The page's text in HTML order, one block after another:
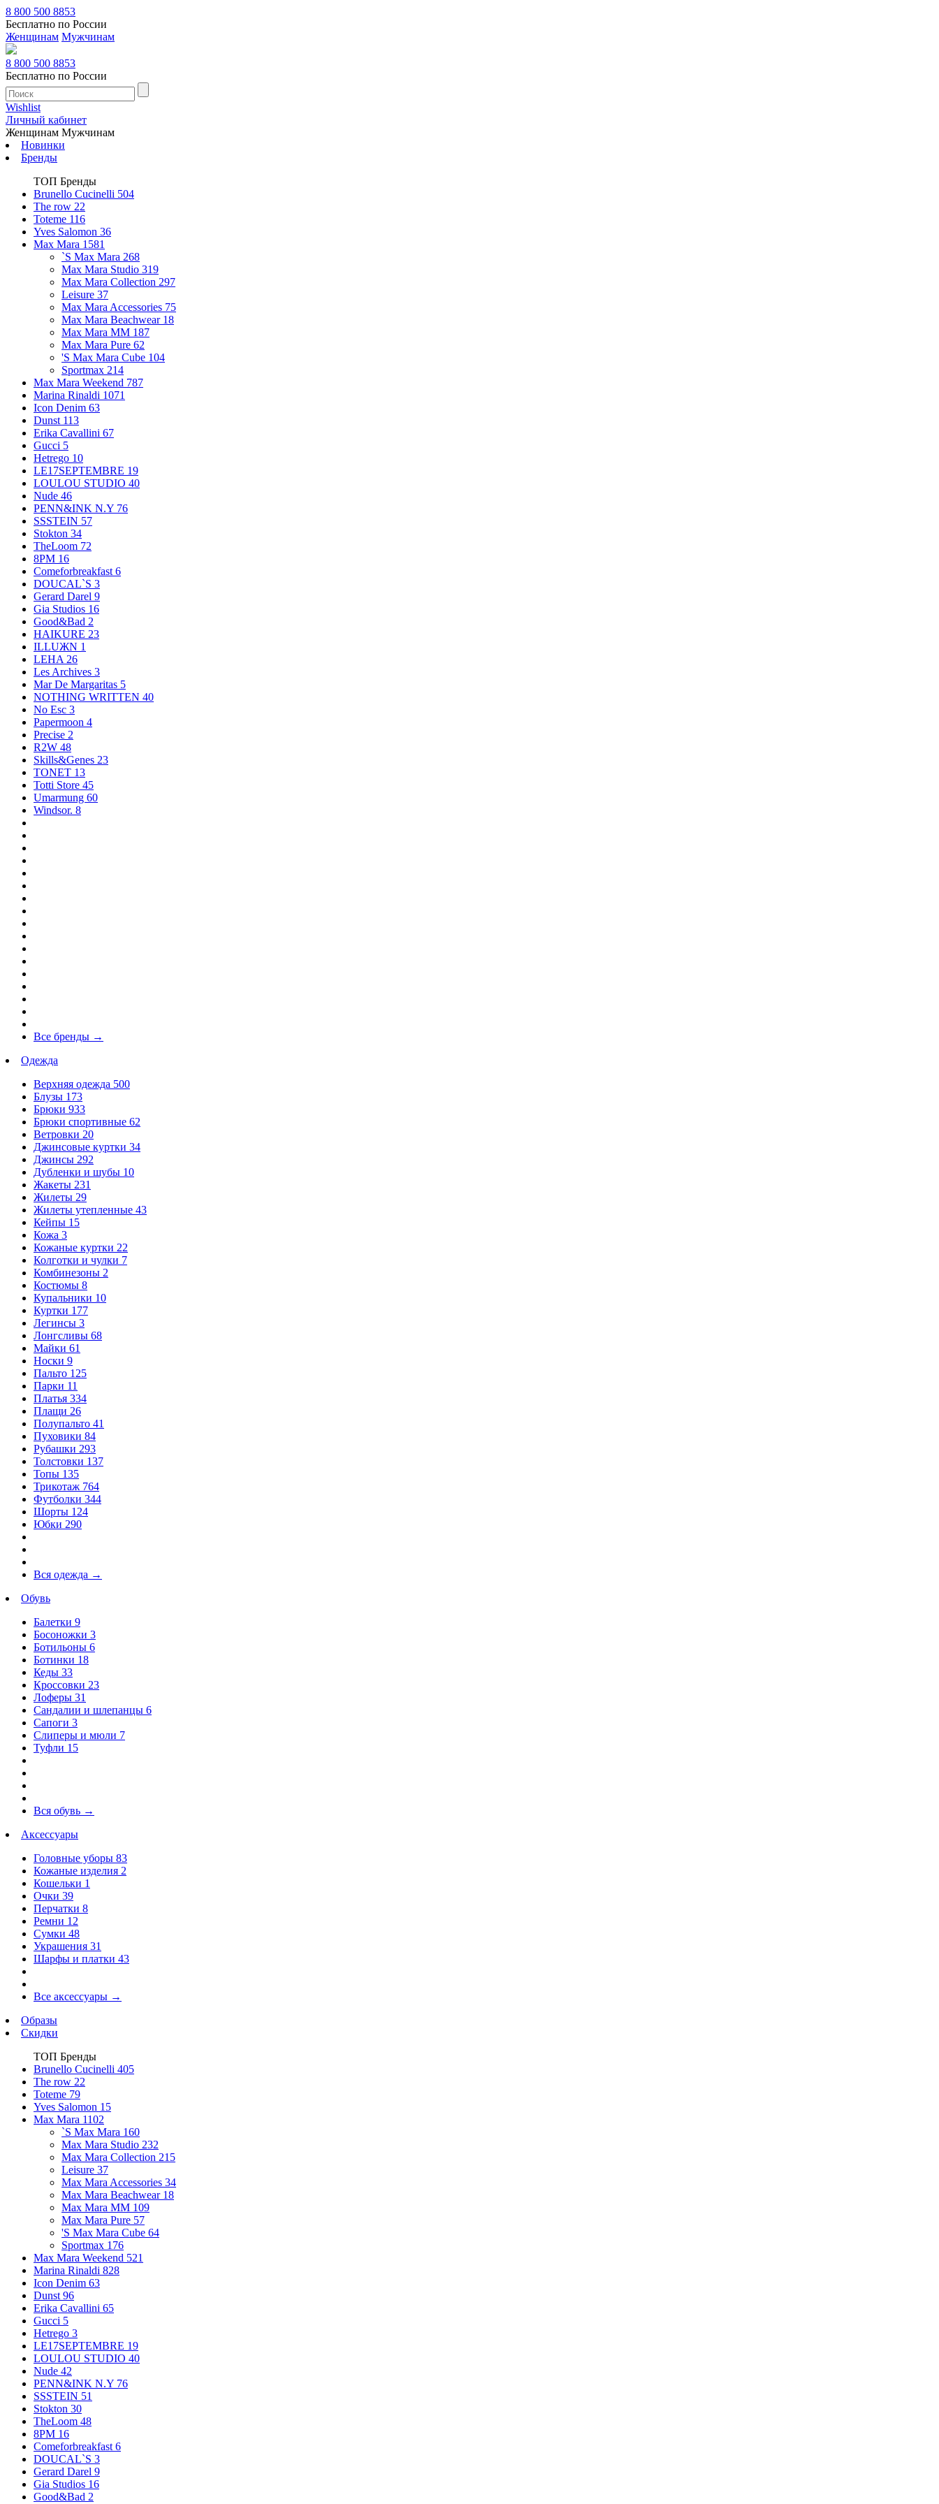
8 800 500 8853
Бесплатно по России
Женщинам Мужчинам
8 800 500 8853
Бесплатно по России
Wishlist
Личный кабинет
Женщинам Мужчинам
Новинки
Бренды
ТОП Бренды
Brunello Cucinelli 504
The row 22
Toteme 116
Yves Salomon 36
Max Mara 1581
`S Max Mara 268
Max Mara Studio 319
Max Mara Collection 297
Leisure 37
Max Mara Accessories 75
Max Mara Beachwear 18
Max Mara MM 187
Max Mara Pure 62
'S Max Mara Cube 104
Sportmax 214
Max Mara Weekend 787
Marina Rinaldi 1071
Icon Denim 63
Dunst 113
Erika Cavallini 67
Gucci 5
Hetrego 10
LE17SEPTEMBRE 19
LOULOU STUDIO 40
Nude 46
PENN&INK N.Y 76
SSSTEIN 57
Stokton 34
TheLoom 72
8PM 16
Comeforbreakfast 6
DOUCAL`S 3
Gerard Darel 9
Gia Studios 16
Good&Bad 2
HAIKURE 23
ILLUЖN 1
LEHA 26
Les Archives 3
Mar De Margaritas 5
NOTHING WRITTEN 40
No Esc 3
Papermoon 4
Precise 2
R2W 48
Skills&Genes 23
TONET 13
Totti Store 45
Umarmung 60
Windsor. 8
Все бренды →
Одежда
Верхняя одежда 500
Блузы 173
Брюки 933
Брюки спортивные 62
Ветровки 20
Джинсовые куртки 34
Джинсы 292
Дубленки и шубы 10
Жакеты 231
Жилеты 29
Жилеты утепленные 43
Кейпы 15
Кожа 3
Кожаные куртки 22
Колготки и чулки 7
Комбинезоны 2
Костюмы 8
Купальники 10
Куртки 177
Легинсы 3
Лонгсливы 68
Майки 61
Носки 9
Пальто 125
Парки 11
Платья 334
Плащи 26
Полупальто 41
Пуховики 84
Рубашки 293
Толстовки 137
Топы 135
Трикотаж 764
Футболки 344
Шорты 124
Юбки 290
Вся одежда →
Обувь
Балетки 9
Босоножки 3
Ботильоны 6
Ботинки 18
Кеды 33
Кроссовки 23
Лоферы 31
Сандалии и шлепанцы 6
Сапоги 3
Слиперы и мюли 7
Туфли 15
Вся обувь →
Аксессуары
Головные уборы 83
Кожаные изделия 2
Кошельки 1
Очки 39
Перчатки 8
Ремни 12
Сумки 48
Украшения 31
Шарфы и платки 43
Все аксессуары →
Образы
Скидки
ТОП Бренды
Brunello Cucinelli 405
The row 22
Toteme 79
Yves Salomon 15
Max Mara 1102
`S Max Mara 160
Max Mara Studio 232
Max Mara Collection 215
Leisure 37
Max Mara Accessories 34
Max Mara Beachwear 18
Max Mara MM 109
Max Mara Pure 57
'S Max Mara Cube 64
Sportmax 176
Max Mara Weekend 521
Marina Rinaldi 828
Icon Denim 63
Dunst 96
Erika Cavallini 65
Gucci 5
Hetrego 3
LE17SEPTEMBRE 19
LOULOU STUDIO 40
Nude 42
PENN&INK N.Y 76
SSSTEIN 51
Stokton 30
TheLoom 48
8PM 16
Comeforbreakfast 6
DOUCAL`S 3
Gerard Darel 9
Gia Studios 16
Good&Bad 2